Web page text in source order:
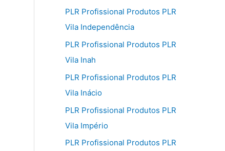
PLR Profissional Produtos PLR
Vila Independência
PLR Profissional Produtos PLR
Vila Inah
PLR Profissional Produtos PLR
Vila Inácio
PLR Profissional Produtos PLR
Vila Império
PLR Profissional Produtos PLR